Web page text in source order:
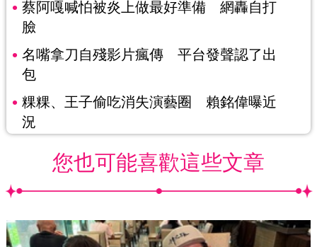
蔡阿嘎喊怕被炎上做最好準備 網轟自打
臉
名嘴拿刀自殘影片瘋傳 平台發聲認了出
包
粿粿、王子偷吃消失演藝圈 賴銘偉曝近
況
您也可能喜歡這些文章